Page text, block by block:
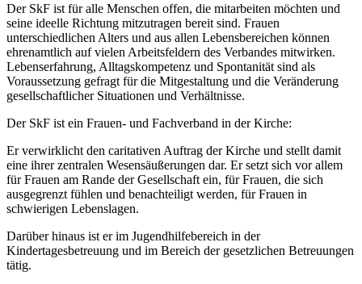
Der SkF ist für alle Menschen offen, die mitarbeiten möchten und
seine ideelle Richtung mitzutragen bereit sind. Frauen
unterschiedlichen Alters und aus allen Lebensbereichen können
ehrenamtlich auf vielen Arbeitsfeldern des Verbandes mitwirken.
Lebenserfahrung, Alltagskompetenz und Spontanität sind als
Voraussetzung gefragt für die Mitgestaltung und die Veränderung
gesellschaftlicher Situationen und Verhältnisse.
Der SkF ist ein Frauen- und Fachverband in der Kirche:
Er verwirklicht den caritativen Auftrag der Kirche und stellt damit
eine ihrer zentralen Wesensäußerungen dar. Er setzt sich vor allem
für Frauen am Rande der Gesellschaft ein, für Frauen, die sich
ausgegrenzt fühlen und benachteiligt werden, für Frauen in
schwierigen Lebenslagen.
Darüber hinaus ist er im Jugendhilfebereich in der
Kindertagesbetreuung und im Bereich der gesetzlichen Betreuungen
tätig.